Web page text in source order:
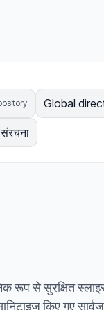
Global
रूप से सुरक्षित
किए गए